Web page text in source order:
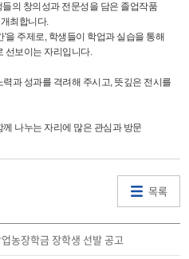
의 창의성과 전문성을 담은 졸업작품
최합니다.
을 주제로, 학생들이 학업과 실습을 통해
선보이는 자리입니다.
과 성과를 격려해 주시고, 뜻깊은 전시를
나누는 자리에 많은 관심과 방문
목록
농장학금 장학생 선발 공고